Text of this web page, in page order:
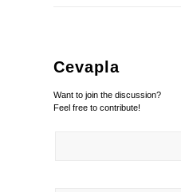
Cevapla
Want to join the discussion?
Feel free to contribute!